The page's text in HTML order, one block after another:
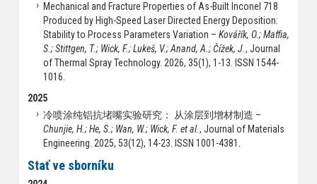
Mechanical and Fracture Properties of As-Built Inconel 718
Produced by High-Speed Laser Directed Energy Deposition:
Stability to Process Parameters Variation – Kovářík, O.; Maffia,
S.; Stittgen, T.; Wick, F.; Lukeš, V.; Anand, A.; Čížek, J., Journal
of Thermal Spray Technology. 2026, 35(1), 1-13. ISSN 1544-
1016.
2025
冷喷涂纯铝抗堵嘴实验研究： 从涂层到增材制造 –
Chunjie, H.; He, S.; Wan, W.; Wick, F. et al., Journal of Materials
Engineering. 2025, 53(12), 14-23. ISSN 1001-4381.
Stať ve sborníku